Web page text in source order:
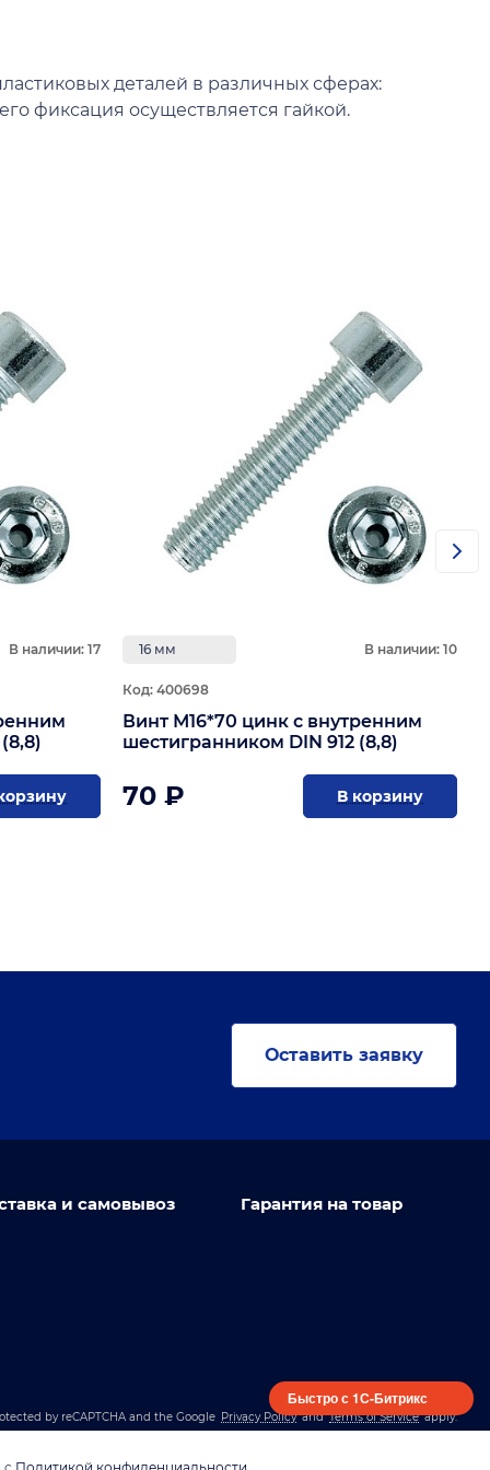
деталей в различных сферах:
фиксация осуществляется гайкой.
В наличии: 17 16 мм В наличии: 10
Код: 400698
Винт М16*70 цинк с внутренним
шестигранником DIN 912 (8,8)
70 ₽ В корзину
Оставить заявку
и самовывоз Гарантия на товар
by reCAPTCHA and the Google Privacy PolicyandTerms of Serviceapply.
Быстро с 1С-Битрикс